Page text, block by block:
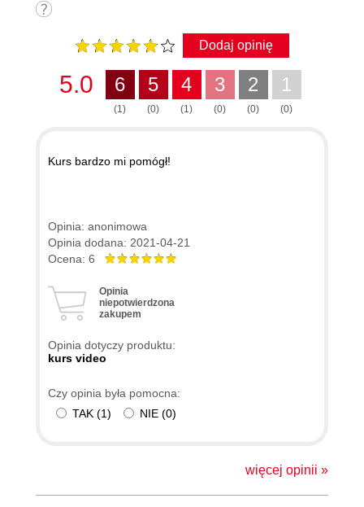
Dodaj opinię
5.0 6
(1)
5
(0)
4
(1)
3
(0)
2
(0)
1
(0)
Kurs bardzo mi pomógł!
Opinia: anonimowa
Opinia dodana: 2021-04-21
Ocena: 6
Opinia
niepotwierdzona
zakupem
Opinia dotyczy produktu:
kurs video
Czy opinia była pomocna:
TAK (1) NIE (0)
więcej opinii »